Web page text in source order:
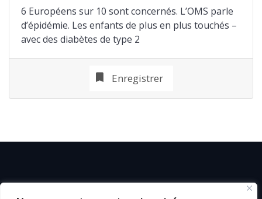
6 Européens sur 10 sont concernés. L’OMS parle
d’épidémie. Les enfants de plus en plus touchés –
avec des diabètes de type 2
Enregistrer